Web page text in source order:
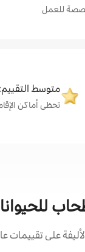
متوسط التقييم:
تحظى أماكن
على تقييمات